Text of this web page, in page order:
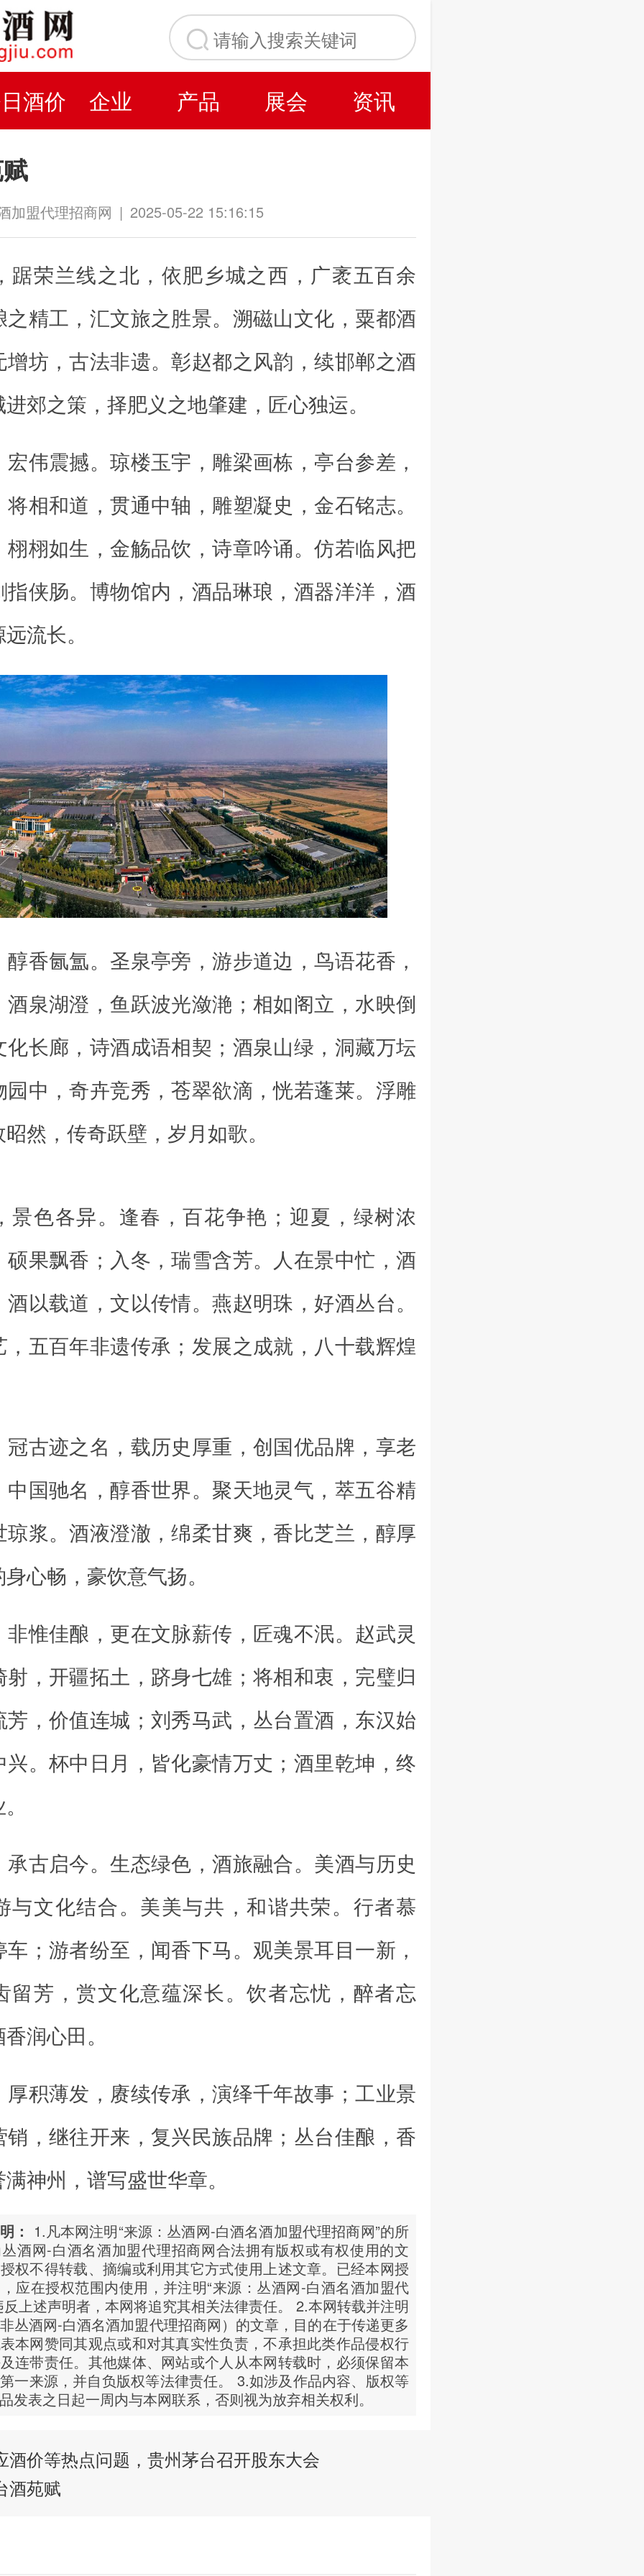
酒价 企业 产品 展会 资讯
加盟代理招商网 | 2025-05-22 15:16:15
踞荣兰线之北，依肥乡城之西，广袤五百余
之精工，汇文旅之胜景。溯磁山文化，粟都酒
增坊，古法非遗。彰赵都之风韵，续邯郸之酒
郊之策，择肥义之地肇建，匠心独运。
伟震撼。琼楼玉宇，雕梁画栋，亭台参差，
相和道，贯通中轴，雕塑凝史，金石铭志。
栩栩如生，金觞品饮，诗章吟诵。仿若临风把
指侠肠。博物馆内，酒品琳琅，酒器洋洋，酒
流长。
香氤氲。圣泉亭旁，游步道边，鸟语花香，
酒泉湖澄，鱼跃波光潋滟；相如阁立，水映倒
化长廊，诗酒成语相契；酒泉山绿，洞藏万坛
园中，奇卉竞秀，苍翠欲滴，恍若蓬莱。浮雕
然，传奇跃壁，岁月如歌。
景色各异。逢春，百花争艳；迎夏，绿树浓
硕果飘香；入冬，瑞雪含芳。人在景中忙，酒
以载道，文以传情。燕赵明珠，好酒丛台。
，五百年非遗传承；发展之成就，八十载辉煌
冠古迹之名，载历史厚重，创国优品牌，享老
中国驰名，醇香世界。聚天地灵气，萃五谷精
琼浆。酒液澄澈，绵柔甘爽，香比芝兰，醇厚
心畅，豪饮意气扬。
惟佳酿，更在文脉薪传，匠魂不泯。赵武灵
，开疆拓土，跻身七雄；将相和衷，完璧归
芳，价值连城；刘秀马武，丛台置酒，东汉始
兴。杯中日月，皆化豪情万丈；酒里乾坤，终
古启今。生态绿色，酒旅融合。美酒与历史
与文化结合。美美与共，和谐共荣。行者慕
；游者纷至，闻香下马。观美景耳目一新，
留芳，赏文化意蕴深长。饮者忘忧，醉者忘
润心田。
厚积薄发，赓续传承，演绎千年故事；工业景
销，继往开来，复兴民族品牌；丛台佳酿，香
神州，谱写盛世华章。
： 1.凡本网注明“来源：丛酒网-白酒名酒加盟代理招商网”的所
酒网-白酒名酒加盟代理招商网合法拥有版权或有权使用的文
权不得转载、摘编或利用其它方式使用上述文章。已经本网授
应在授权范围内使用，并注明“来源：丛酒网-白酒名酒加盟代
反上述声明者，本网将追究其相关法律责任。 2.本网转载并注明
丛酒网-白酒名酒加盟代理招商网）的文章，目的在于传递更多
本网赞同其观点或和对其真实性负责，不承担此类作品侵权行
连带责任。其他媒体、网站或个人从本网转载时，必须保留本
一来源，并自负版权等法律责任。 3.如涉及作品内容、版权等
发表之日起一周内与本网联系，否则视为放弃相关权利。
酒价等热点问题，贵州茅台召开股东大会
酒苑赋